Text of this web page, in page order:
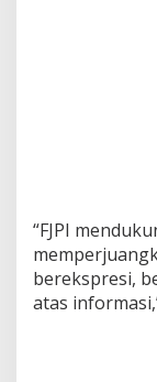
“FJPI
berekspresi,
atas